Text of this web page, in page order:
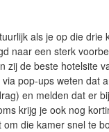
als je op die
naar een sterk
zij de beste hotelsite
pop-ups weten dat
en melden dat er
krijg je ook nog
die kamer snel te